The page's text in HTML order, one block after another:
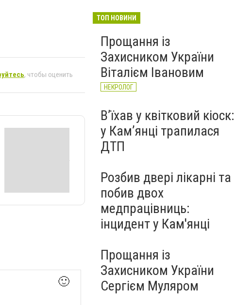
, чтобы оценить
🙂
ТОП НОВИНИ
Прощання із
Захисником України
Віталієм Івановим
НЕКРОЛОГ
Вʼїхав у квітковий кіоск:
у Камʼянці трапилася
ДТП
Розбив двері лікарні та
побив двох
медпрацівниць:
інцидент у Кам'янці
Прощання із
Захисником України
Сергієм Муляром